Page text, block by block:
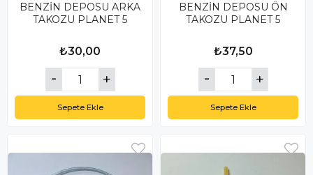
BENZİN DEPOSU ARKA
TAKOZU PLANET 5
₺30,00
Sepete Ekle
BENZİN DEPOSU ÖN
TAKOZU PLANET 5
₺37,50
Sepete Ekle